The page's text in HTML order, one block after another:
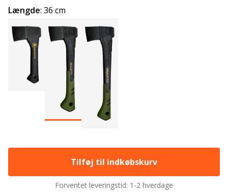
Længde: 36 cm
Tilføj til indkøbskurv
Forventet leveringstid: 1-2 hverdage